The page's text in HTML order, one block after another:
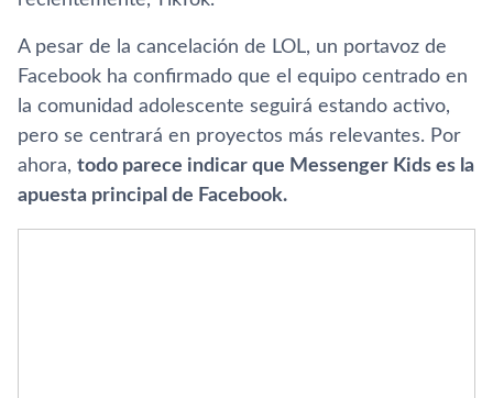
A pesar de la cancelación de LOL, un portavoz de
Facebook ha confirmado que el equipo centrado en
la comunidad adolescente seguirá estando activo,
pero se centrará en proyectos más relevantes. Por
ahora, todo parece indicar que Messenger Kids es la
apuesta principal de Facebook.